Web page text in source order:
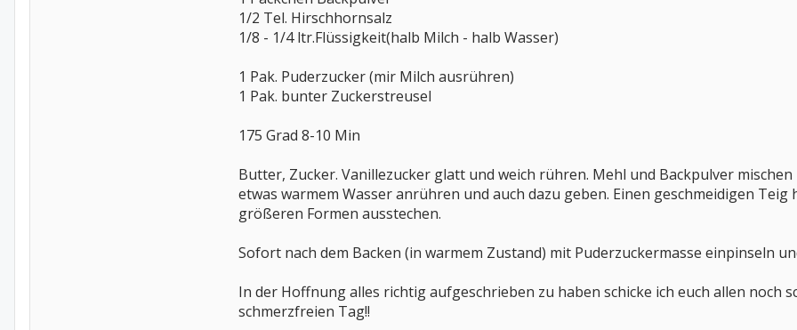
1/2 Tel. Hirschhornsalz
1/8 - 1/4 ltr.Flüssigkeit(halb Milch - halb Wasser)
1 Pak. Puderzucker (mir Milch ausrühren)
1 Pak. bunter Zuckerstreusel
175 Grad 8-10 Min
Butter, Zucker. Vanillezucker glatt und weich rühren. Mehl und Backpulver
etwas warmem Wasser anrühren und auch dazu geben. Einen geschmeidigen
größeren Formen ausstechen.
Sofort nach dem Backen (in warmem Zustand) mit Puderzuckermasse einpinseln
In der Hoffnung alles richtig aufgeschrieben zu haben schicke ich euch allen noch
schmerzfreien Tag!!